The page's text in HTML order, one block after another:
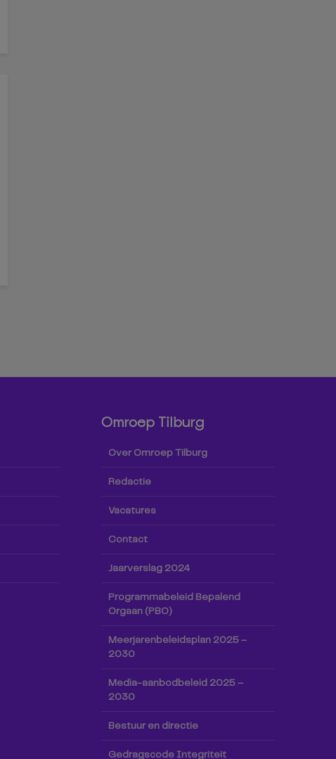
Omroep Tilburg
Over Omroep Tilburg
Redactie
Vacatures
Contact
Jaarverslag 2024
Programmabeleid Bepalend
Orgaan (PBO)
Meerjarenbeleidsplan 2025 –
2030
Media-aanbodbeleid 2025 –
2030
Bestuur en directie
Gedragscode Integriteit